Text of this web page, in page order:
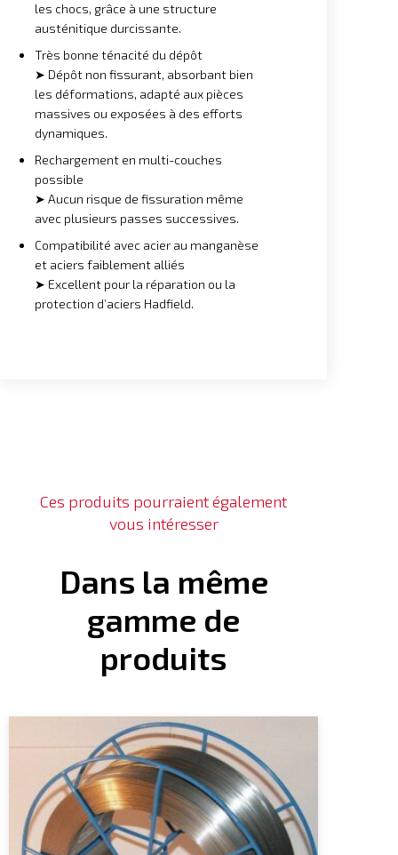
les chocs, grâce à une structure
austénitique durcissante.
Très bonne ténacité du dépôt
➤ Dépôt non fissurant, absorbant bien
les déformations, adapté aux pièces
massives ou exposées à des efforts
dynamiques.
Rechargement en multi-couches
possible
➤ Aucun risque de fissuration même
avec plusieurs passes successives.
Compatibilité avec acier au manganèse
et aciers faiblement alliés
➤ Excellent pour la réparation ou la
protection d’aciers Hadfield.
Ces produits pourraient également
vous intéresser
Dans la même
gamme de
produits